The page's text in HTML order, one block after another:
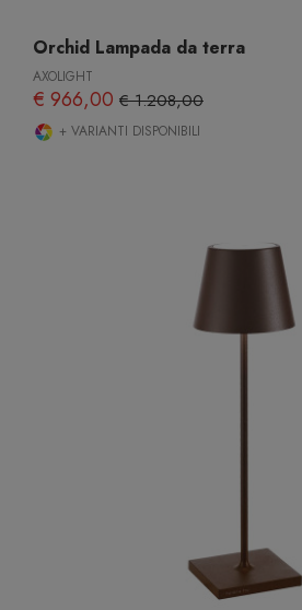
Orchid Lampada da terra
AXOLIGHT
€ 966,00 € 1.208,00
+ VARIANTI DISPONIBILI